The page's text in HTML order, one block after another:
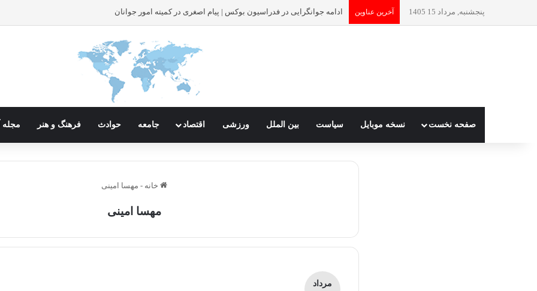
پنجشنبه, مرداد 15 1405 آخرین عناوین ادامه جوانگرایی در فدراسیون بوکس | پیام اصغری در کمیته امور جوانان
صفحه نخست نسخه موبایل سیاست بین الملل ورزشی اقتصاد جامعه حوادث فرهنگ و هنر مجله
خانه - مهسا امینی
مهسا امینی
مرداد